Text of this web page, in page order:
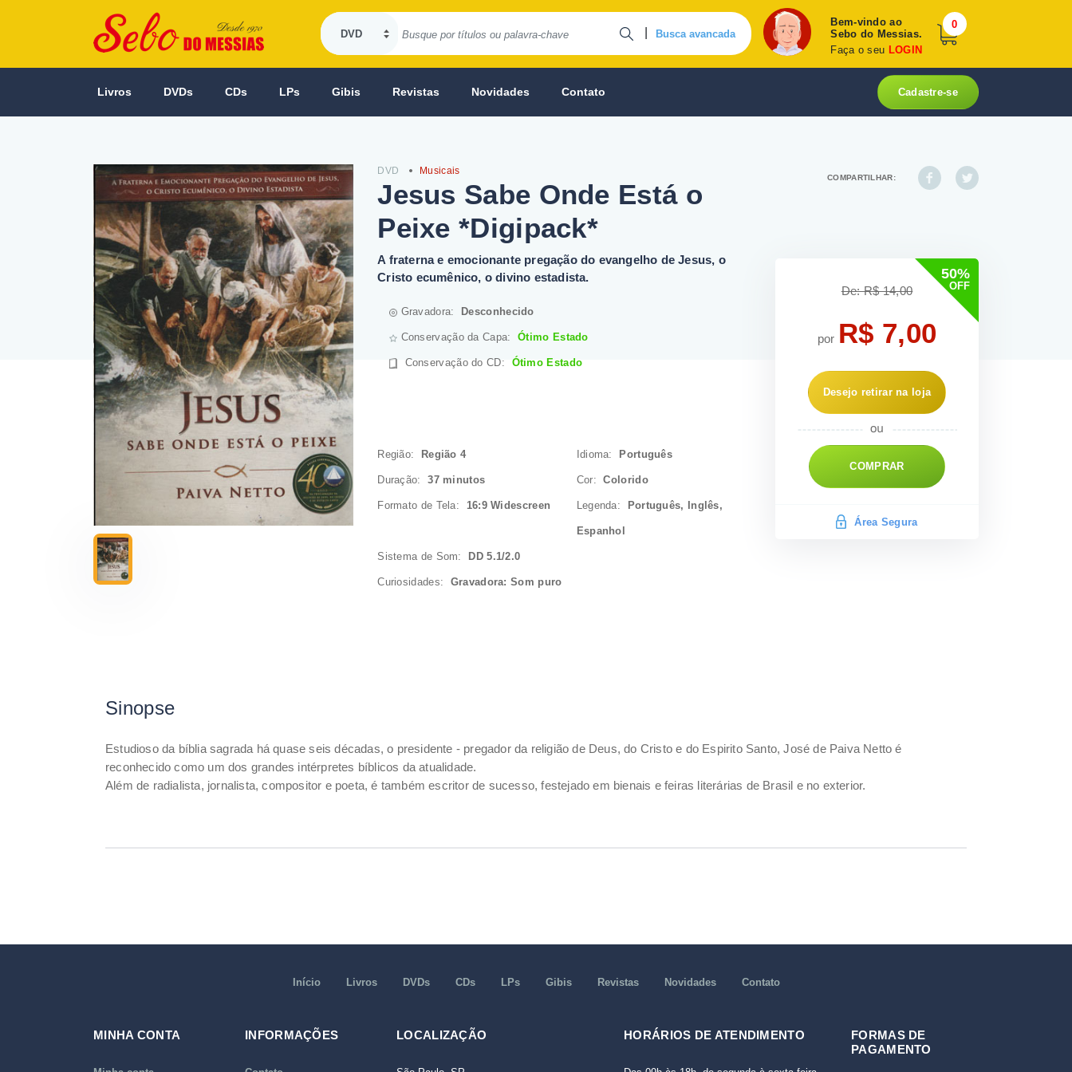
Busca avancada
Bem-vindo ao
Sebo do Messias.
Faça o seu LOGIN
0
Livros DVDs CDs LPs Gibis Revistas Novidades Contato Cadastre-se
DVD Musicais
Jesus Sabe Onde Está o
Peixe *Digipack*
A fraterna e emocionante pregação do evangelho de Jesus, o
Cristo ecumênico, o divino estadista.
Gravadora: Desconhecido
Conservação da Capa:Ótimo Estado
Conservação do CD: Ótimo Estado
Região: Região 4 Idioma: Português
Duração:37 minutos Cor:Colorido
Formato de Tela: 16:9 Widescreen Legenda: Português, Inglês,
Espanhol
Sistema de Som: DD 5.1/2.0
Curiosidades: Gravadora: Som puro
COMPARTILHAR:
50%
OFF
De: R$ 14,00
por R$ 7,00
Desejo retirar na loja
COMPRAR
Área Segura
Sinopse
Estudioso da bíblia sagrada há quase seis décadas, o presidente - pregador da religião de Deus, do Cristo e do Espirito Santo, José de Paiva Netto é
reconhecido como um dos grandes intérpretes bíblicos da atualidade.
Além de radialista, jornalista, compositor e poeta, é também escritor de sucesso, festejado em bienais e feiras literárias de Brasil e no exterior.
Início Livros DVDs CDs LPs Gibis Revistas Novidades Contato
MINHA CONTA INFORMAÇÕES LOCALIZAÇÃO HORÁRIOS DE ATENDIMENTO
FORMAS DE
PAGAMENTO